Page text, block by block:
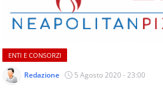
dell'alimentazione,
dei
fuoricasa,
del
Food
ENTI E CONSORZI
Redazione 5 Agosto 2020 - 23:00